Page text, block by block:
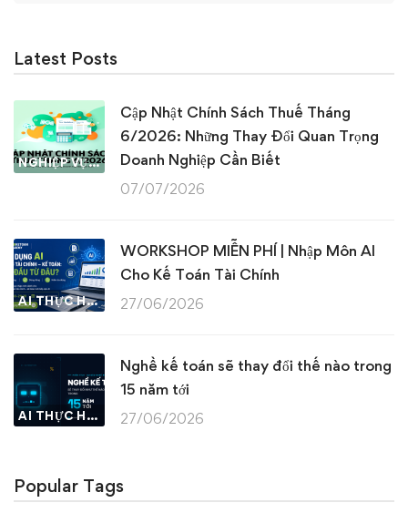
Latest Posts
NGHIỆP VỤ KẾ TOÁN & THUẾ
Cập Nhật Chính Sách Thuế Tháng
6/2026: Những Thay Đổi Quan Trọng
Doanh Nghiệp Cần Biết
07/07/2026
AI THỰC HÀNH
WORKSHOP MIỄN PHÍ | Nhập Môn AI
Cho Kế Toán Tài Chính
27/06/2026
AI THỰC HÀNH
Nghề kế toán sẽ thay đổi thế nào trong
15 năm tới
27/06/2026
Popular Tags